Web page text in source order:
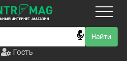
Гость
Гость